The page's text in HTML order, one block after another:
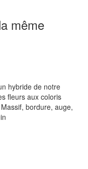
même
hybride de notre
fleurs aux coloris
bordure, auge,